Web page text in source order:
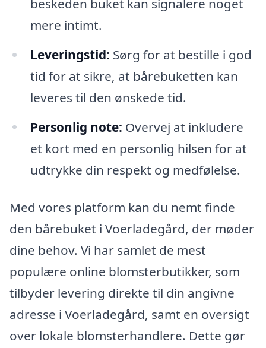
beskeden buket kan signalere noget
mere intimt.
Leveringstid: Sørg for at bestille i god
tid for at sikre, at bårebuketten kan
leveres til den ønskede tid.
Personlig note: Overvej at inkludere
et kort med en personlig hilsen for at
udtrykke din respekt og medfølelse.
Med vores platform kan du nemt finde
den bårebuket i Voerladegård, der møder
dine behov. Vi har samlet de mest
populære online blomsterbutikker, som
tilbyder levering direkte til din angivne
adresse i Voerladegård, samt en oversigt
over lokale blomsterhandlere. Dette gør